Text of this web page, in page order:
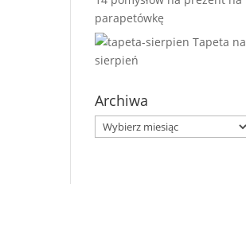
parapetówkę
Tapeta na
sierpień
Archiwa
Archiwa